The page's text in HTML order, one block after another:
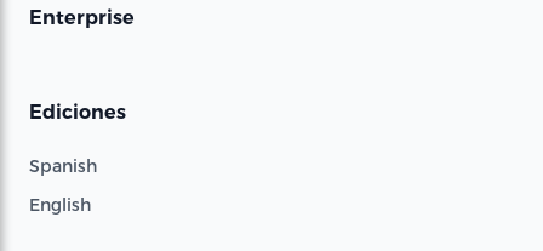
Enterprise
Ediciones
Spanish
English